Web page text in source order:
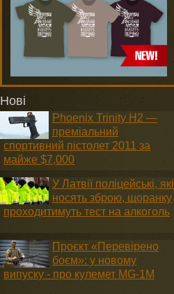
Нові
Phoenix Trinity H2 —
преміальний
спортивний пістолет 2011 за
майже $7,000
У Латвії поліцейські, які
носять зброю, щоранку
проходитимуть тест на алкоголь
Проєкт «Перевірено
боєм»: у новому
випуску - про кулемет MG-1М